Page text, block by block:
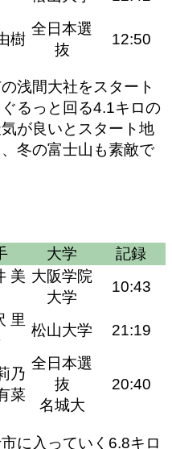
樹
全日本選
抜
12:50
浅間大社をスタート
るっと回る4.1キロの
が良いとスタート地
冬の富士山も素敵で
大学
記録
美 大阪学院
大学
10:43
里
松山大学 21:19
乃
菜
全日本選
抜
名城大
20:40
に入っていく6.8キロ